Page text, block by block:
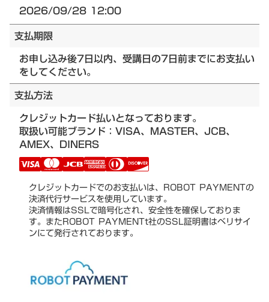
2026/09/28 12:00
支払期限
お申し込み後7日以内、受講日の7日前までにお支払い
をしてください。
支払方法
クレジットカード払いとなっております。
取扱い可能ブランド：VISA、MASTER、JCB、
AMEX、DINERS
クレジットカードでのお支払いは、ROBOT PAYMENTの
決済代行サービスを使用しています。
決済情報はSSLで暗号化され、安全性を確保しておりま
す。またROBOT PAYMENTt社のSSL証明書はベリサイ
ンにて発行されております。